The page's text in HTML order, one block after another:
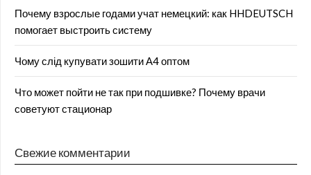
Почему взрослые годами учат немецкий: как HHDEUTSCH
помогает выстроить систему
Чому слід купувати зошити А4 оптом
Что может пойти не так при подшивке? Почему врачи
советуют стационар
Свежие комментарии